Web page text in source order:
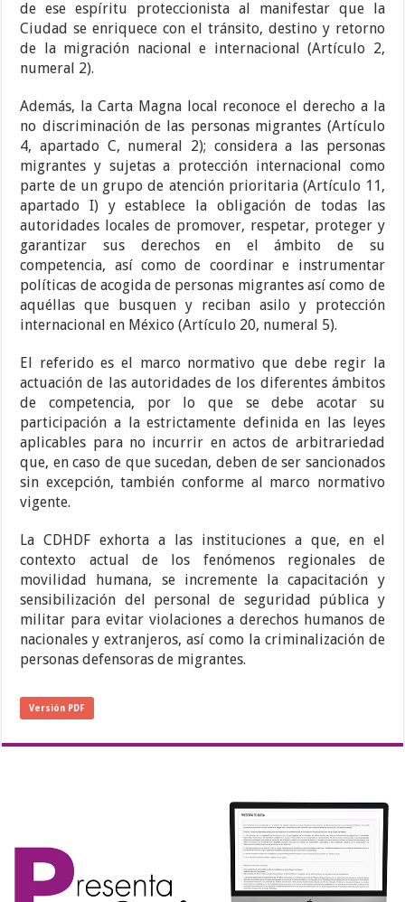
de ese espíritu proteccionista al manifestar que la
Ciudad se enriquece con el tránsito, destino y retorno
de la migración nacional e internacional (Artículo 2,
numeral 2).
Además, la Carta Magna local reconoce el derecho a la
no discriminación de las personas migrantes (Artículo
4, apartado C, numeral 2); considera a las personas
migrantes y sujetas a protección internacional como
parte de un grupo de atención prioritaria (Artículo 11,
apartado I) y establece la obligación de todas las
autoridades locales de promover, respetar, proteger y
garantizar sus derechos en el ámbito de su
competencia, así como de coordinar e instrumentar
políticas de acogida de personas migrantes así como de
aquéllas que busquen y reciban asilo y protección
internacional en México (Artículo 20, numeral 5).
El referido es el marco normativo que debe regir la
actuación de las autoridades de los diferentes ámbitos
de competencia, por lo que se debe acotar su
participación a la estrictamente definida en las leyes
aplicables para no incurrir en actos de arbitrariedad
que, en caso de que sucedan, deben de ser sancionados
sin excepción, también conforme al marco normativo
vigente.
La CDHDF exhorta a las instituciones a que, en el
contexto actual de los fenómenos regionales de
movilidad humana, se incremente la capacitación y
sensibilización del personal de seguridad pública y
militar para evitar violaciones a derechos humanos de
nacionales y extranjeros, así como la criminalización de
personas defensoras de migrantes.
Versión PDF